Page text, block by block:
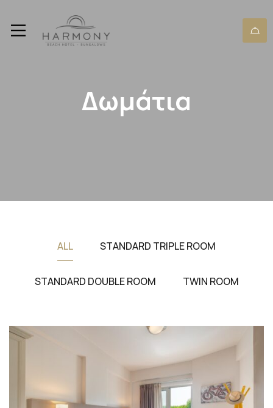
Δωμάτια
ALL STANDARD TRIPLE ROOM
STANDARD DOUBLE ROOM TWIN ROOM